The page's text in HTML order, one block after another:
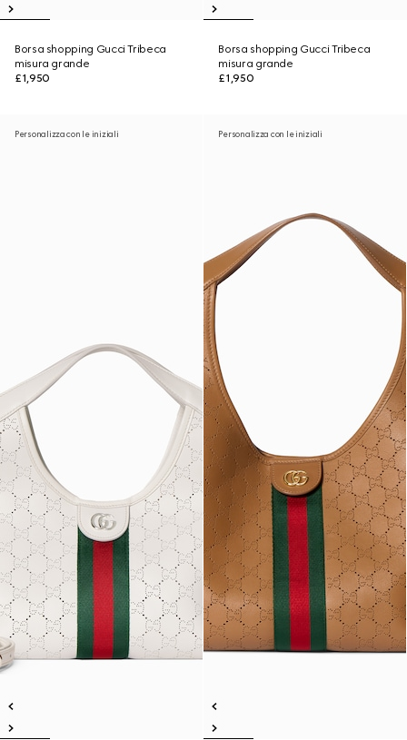
Borsa shopping Gucci Tribeca
misura grande
£1,950
Borsa shopping Gucci Tribeca
misura grande
£1,950
Personalizza con le iniziali Personalizza con le iniziali